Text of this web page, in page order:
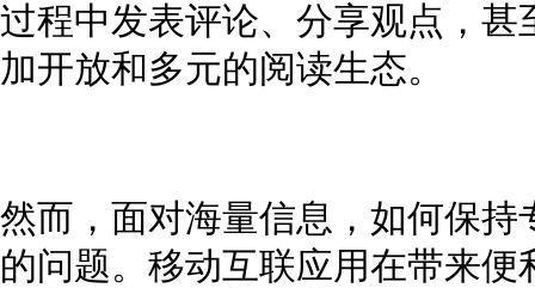
过程中发表评论、分享观点，
加开放和多元的阅读生态。
然而，面对海量信息，如何保
的问题。移动互联应用在带来